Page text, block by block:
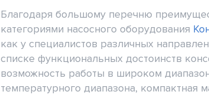
Благодаря большому перечню
категориями насосного оборудования
как у специалистов различных
списке функциональных достоинств
возможность работы в широком
температурного диапазона, компактная